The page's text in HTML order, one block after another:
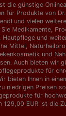
die günstige
für Produkte von Dr.
und vielen
Medikamente,
Hautpflege und
Mittel,
und
Auch bieten wir
für
bieten Ihnen in
niedrigen Preisen
für
129,00 EUR ist die